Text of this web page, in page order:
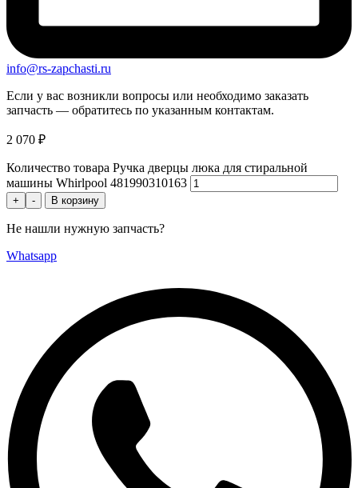
info@rs-zapchasti.ru
Если у вас возникли вопросы или необходимо заказать
запчасть — обратитесь по указанным контактам.
2 070 ₽
Количество товара Ручка дверцы люка для стиральной
машины Whirlpool 481990310163
+ - В корзину
Не нашли нужную запчасть?
Whatsapp